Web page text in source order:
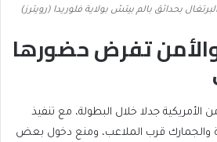
بحدائق بالم بيتش بولاية فلوريدا (رويترز)
والأمن تفرض حضورها
الأمريكية جدلا خلال البطولة، مع تنفيذ
والجمارك قرب الملاعب، ومنع دخول بعض